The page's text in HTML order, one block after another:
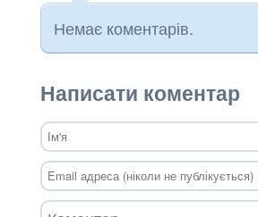
Немає коментарів.
Написати коментар